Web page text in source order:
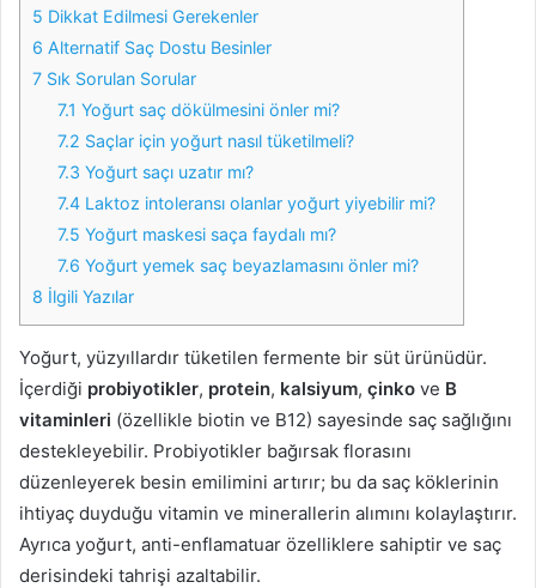
5 Dikkat Edilmesi Gerekenler
6 Alternatif Saç Dostu Besinler
7 Sık Sorulan Sorular
7.1 Yoğurt saç dökülmesini önler mi?
7.2 Saçlar için yoğurt nasıl tüketilmeli?
7.3 Yoğurt saçı uzatır mı?
7.4 Laktoz intoleransı olanlar yoğurt yiyebilir mi?
7.5 Yoğurt maskesi saça faydalı mı?
7.6 Yoğurt yemek saç beyazlamasını önler mi?
8 İlgili Yazılar
Yoğurt, yüzyıllardır tüketilen fermente bir süt ürünüdür.
İçerdiği probiyotikler, protein, kalsiyum, çinko ve B
vitaminleri (özellikle biotin ve B12) sayesinde saç sağlığını
destekleyebilir. Probiyotikler bağırsak florasını
düzenleyerek besin emilimini artırır; bu da saç köklerinin
ihtiyaç duyduğu vitamin ve minerallerin alımını kolaylaştırır.
Ayrıca yoğurt, anti-enflamatuar özelliklere sahiptir ve saç
derisindeki tahrişi azaltabilir.